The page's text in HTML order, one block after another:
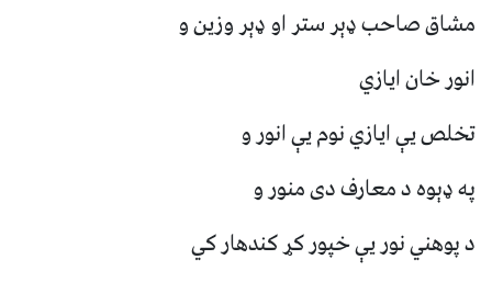
مشاق صاحب ډېر ستر او ډېر وزین و
انور خان ایازي
تخلص یې ایازي نوم یې انور و
په ډېوه د معارف دی منور و
د پوهني نور یې خپور کړ کندهار کي